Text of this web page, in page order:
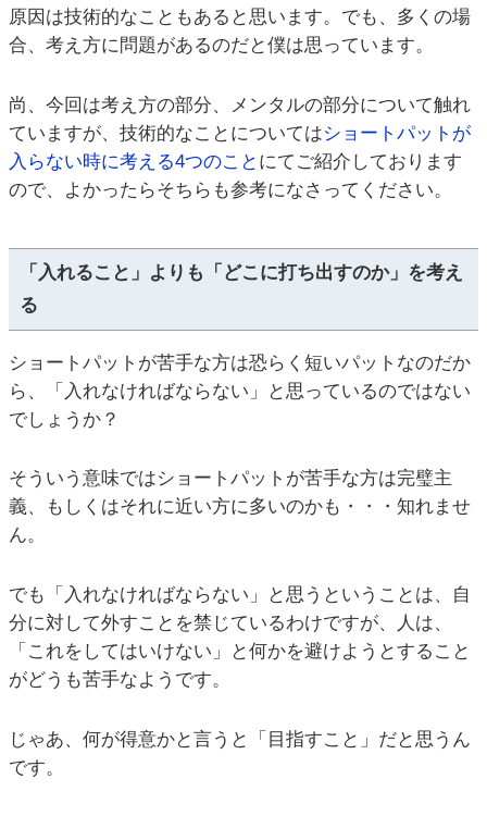
原因は技術的なこともあると思います。でも、多くの場
合、考え方に問題があるのだと僕は思っています。
尚、今回は考え方の部分、メンタルの部分について触れ
ていますが、技術的なことについてはショートパットが
入らない時に考える4つのこと にてご紹介しております
ので、よかったらそちらも参考になさってください。
「入れること」よりも「どこに打ち出すのか」を考え
る
ショートパットが苦手な方は恐らく短いパットなのだか
ら、「入れなければならない」と思っているのではない
でしょうか？
そういう意味ではショートパットが苦手な方は完璧主
義、もしくはそれに近い方に多いのかも・・・知れませ
ん。
でも「入れなければならない」と思うということは、自
分に対して外すことを禁じているわけですが、人は、
「これをしてはいけない」と何かを避けようとすること
がどうも苦手なようです。
じゃあ、何が得意かと言うと「目指すこと」だと思うん
です。